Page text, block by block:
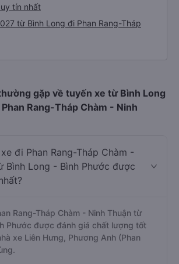
tín nhất
từ Bình Long đi Phan Rang-Tháp
gặp về tuyến xe từ Bình Long
Rang-Tháp Chàm - Ninh
đi Phan Rang-Tháp Chàm -
Bình Long - Bình Phước được
Rang-Tháp Chàm - Ninh Thuận từ
Phước được đánh giá chất lượng tốt
xe Liên Hưng, Phương Anh (Phan